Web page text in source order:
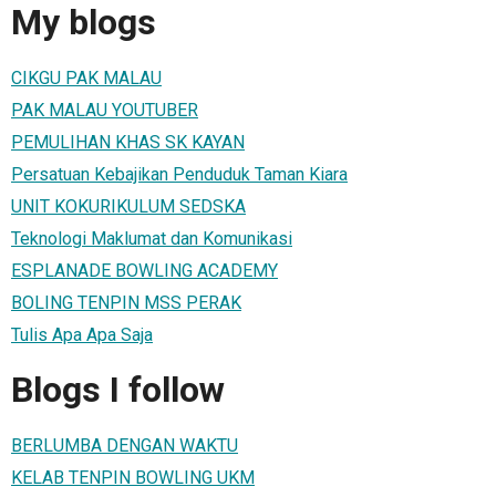
My blogs
CIKGU PAK MALAU
PAK MALAU YOUTUBER
PEMULIHAN KHAS SK KAYAN
Persatuan Kebajikan Penduduk Taman Kiara
UNIT KOKURIKULUM SEDSKA
Teknologi Maklumat dan Komunikasi
ESPLANADE BOWLING ACADEMY
BOLING TENPIN MSS PERAK
Tulis Apa Apa Saja
Blogs I follow
BERLUMBA DENGAN WAKTU
KELAB TENPIN BOWLING UKM